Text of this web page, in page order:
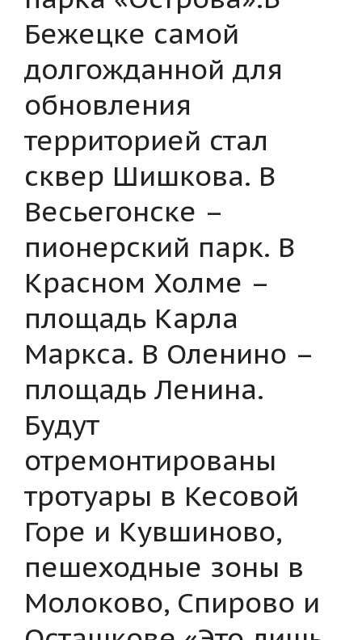
Бежецке самой
долгожданной для
обновления
территорией стал
сквер Шишкова. В
Весьегонске –
пионерский парк. В
Красном Холме –
площадь Карла
Маркса. В Оленино –
площадь Ленина.
Будут
отремонтированы
тротуары в Кесовой
Горе и Кувшиново,
пешеходные зоны в
Молоково, Спирово и